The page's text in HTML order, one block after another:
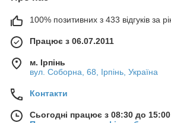
100% позитивних з 433 відгуків за
Працює з 06.07.2011
м. Ірпінь
вул. Соборна, 68, Ірпінь, Україна
Контакти
Сьогодні працює з 08:30 до 15:00